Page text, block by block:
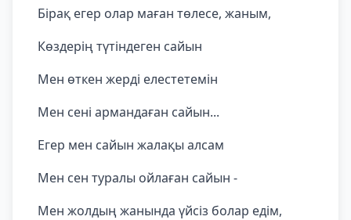
Бірақ егер олар маған төлесе, жаным,
Көздерің түтіндеген сайын
Мен өткен жерді елестетемін
Мен сені армандаған сайын...
Егер мен сайын жалақы алсам
Мен сен туралы ойлаған сайын -
Мен жолдың жанында үйсіз болар едім,